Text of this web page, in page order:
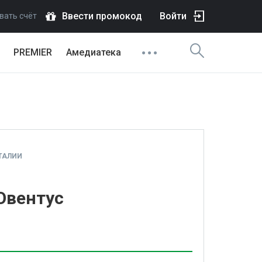
счёт Ввести промокод Войти
PREMIER Амедиатека